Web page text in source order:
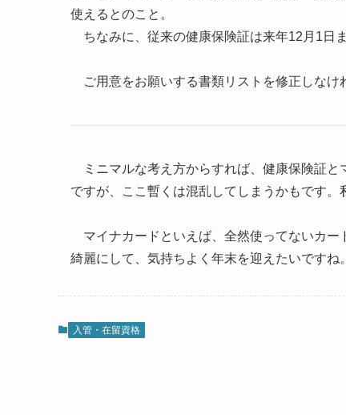
使えるとのこと。
ちなみに、従来の健康保険証は来年12月1日
ご用意をお願いする書類リストを修正しなけ
ミニマルな考え方からすれば、健康保険証と
ですが、ここ暫くは混乱してしまうかもです。
マイナカードといえば、全然使ってないカー
綺麗にして、気持ちよく年末を迎えたいですね。
入管・在留資格